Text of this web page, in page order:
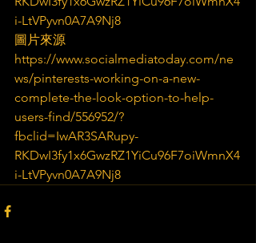
i-LtVPyvn0A7A9Nj8
圖片來源
https://www.socialmediatoday.com/ne
ws/pinterests-working-on-a-new-
complete-the-look-option-to-help-
users-find/556952/?
fbclid=IwAR3SARupy-
RKDwI3fy1x6GwzRZ1YiCu96F7oiWmnX4
i-LtVPyvn0A7A9Nj8